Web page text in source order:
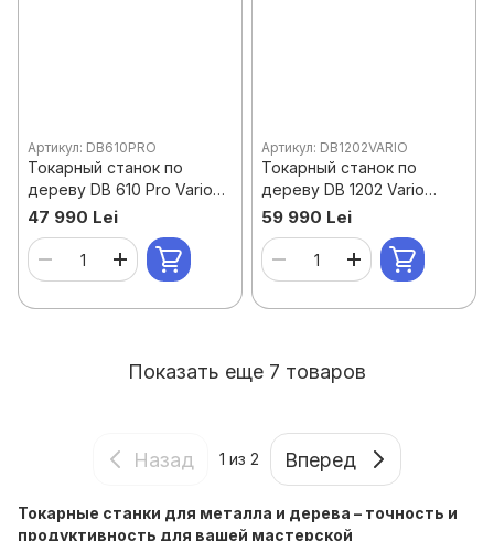
Артикул: DB610PRO
Токарный станок по
дереву DB 610 Pro Vario
HOLZKRAFT
47 990 Lei
Артикул: DB1202VARIO
Токарный станок по
дереву DB 1202 Vario
HOLZSTAR
59 990 Lei
Показать еще 7 товаров
Назад 1 из 2 Вперед
Токарные станки для металла и дерева – точность и
продуктивность для вашей мастерской